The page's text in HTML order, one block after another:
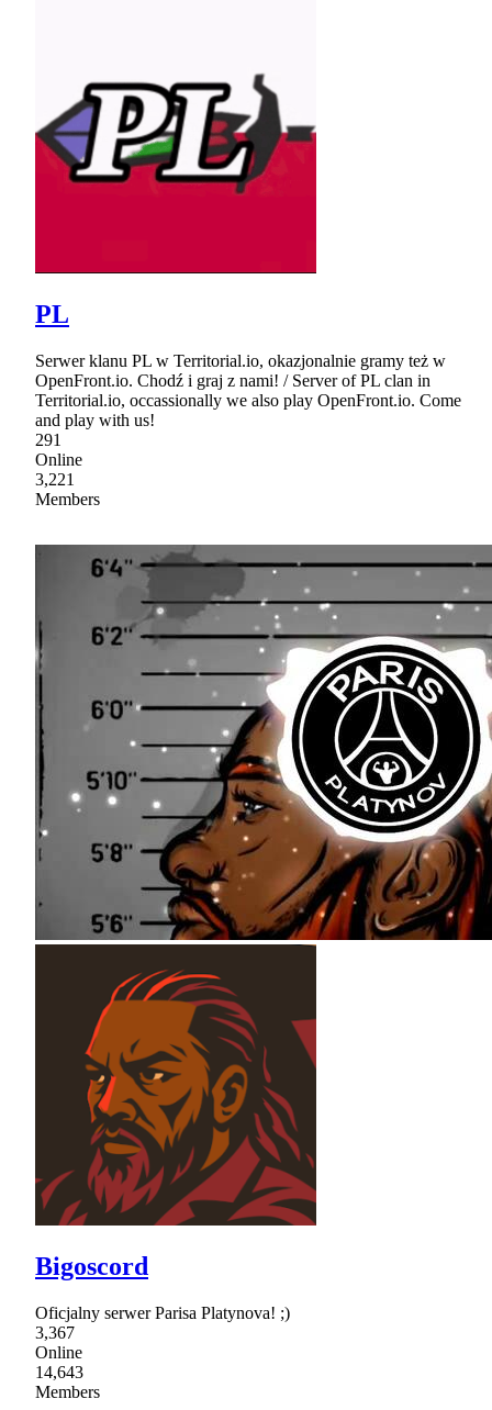
PL
Serwer klanu PL w Territorial.io, okazjonalnie gramy też w
OpenFront.io. Chodź i graj z nami! / Server of PL clan in
Territorial.io, occassionally we also play OpenFront.io. Come
and play with us!
291
Online
3,221
Members
Bigoscord
Oficjalny serwer Parisa Platynova! ;)
3,367
Online
14,643
Members